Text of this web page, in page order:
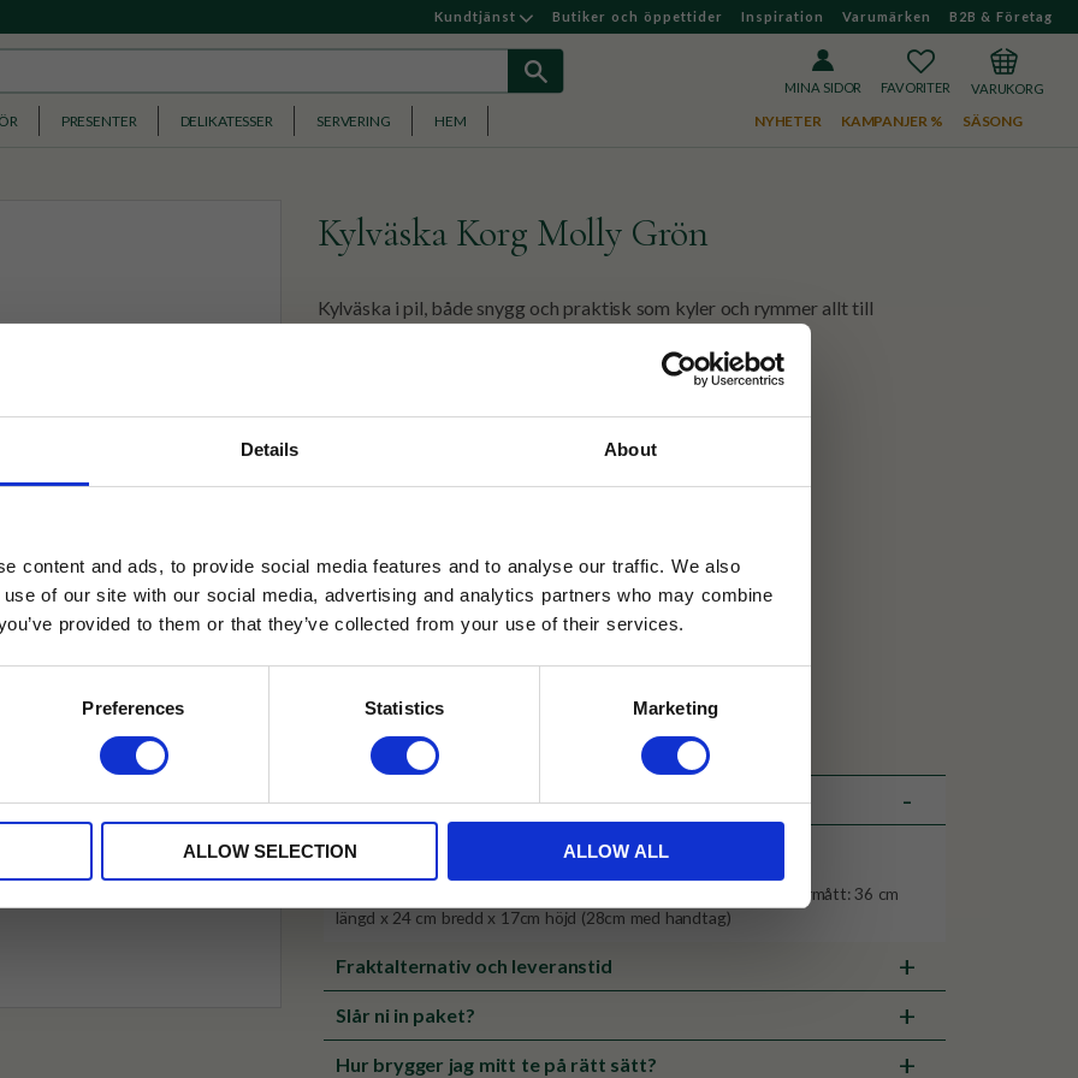
Details About
content and ads, to provide social media features and to analyse our traffic. We also
of our site with our social media, advertising and analytics partners who may combine
provided to them or that they’ve collected from your use of their services.
Preferences Statistics Marketing
ALLOW SELECTION ALLOW ALL
Kundtjänst Butiker och öppettider Inspiration Varumärken B2B & Företag
MINA SIDOR
FAVORITERKUNDVAGN
PRESENTER DELIKATESSER SERVERING HEM NYHETER KAMPANJER % SÄSONG
Kylväska Korg Molly Grön
Kylväska i pil, både snygg och praktisk som kyler och rymmer allt till
picknicken eller utflykter.
✓ Fri frakt över 399 kr
Tillfälligt slut online
Produktinformation
Material: Pilkorg, aluminiumfolie, plast
Storlek: innermått: 30 cm längd x 20 cm bredd x 14 cm höjd Yttermått: 36 cm
längd x 24 cm bredd x 17cm höjd (28cm med handtag)
Fraktalternativ och leveranstid
Slår ni in paket?
Hur brygger jag mitt te på rätt sätt?
Läs mer
Rabatten fungerar endast
med andra erbjudanden.